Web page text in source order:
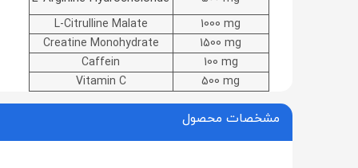
L-Citrulline Malate
1000 mg
Creatine Monohydrate
1500 mg
Caffein
100 mg
Vitamin C
500 mg
مشخصات محصول